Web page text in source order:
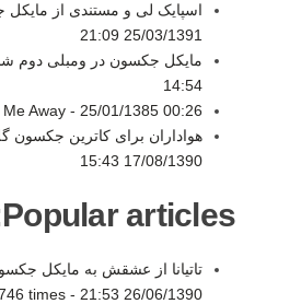
اسپایک لی و مستندی از
25/03/1391 21:09
مایکل جکسون در ومبلی دوم
14:54
Me Away - 25/01/1385 00:26
هواداران برای کاترین جکسون
17/08/1390 15:43
Popular articles:
تاتیانا از عشقش به مایکل
26/06/1390 21:53
-
times